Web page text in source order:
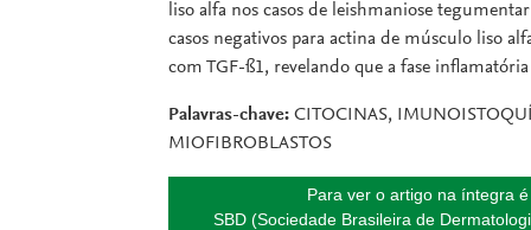
liso alfa nos casos de leishmaniose
casos negativos para actina de músculo liso
com TGF-ß1, revelando que a fase
Palavras-chave: CITOCINAS,
MIOFIBROBLASTOS
Para ver o artigo na íntegra
SBD (Sociedade Brasileira de